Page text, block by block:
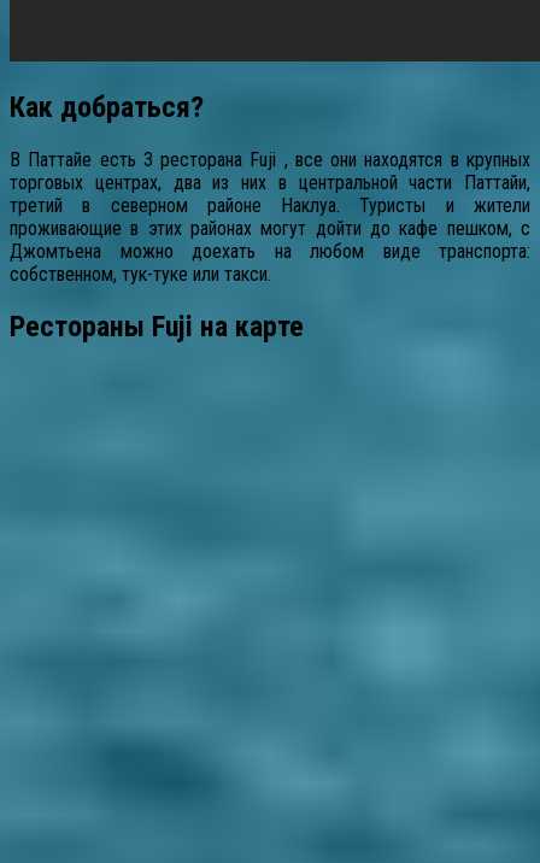
Как добраться?
В Паттайе есть 3 ресторана Fuji , все они находятся в крупных
торговых центрах, два из них в центральной части Паттайи,
третий в северном районе Наклуа. Туристы и жители
проживающие в этих районах могут дойти до кафе пешком, с
Джомтьена можно доехать на любом виде транспорта:
собственном, тук-туке или такси.
Рестораны Fuji на карте